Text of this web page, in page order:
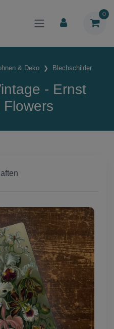
0
& Deko Blechschilder
- Ernst
Flowers